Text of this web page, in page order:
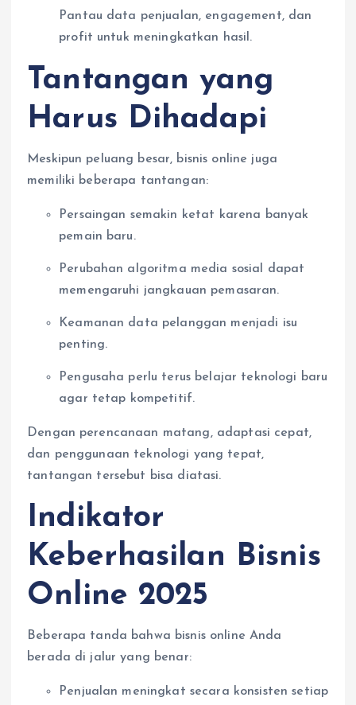
Pantau data penjualan, engagement, dan
profit untuk meningkatkan hasil.
Tantangan yang
Harus Dihadapi
Meskipun peluang besar, bisnis online juga
memiliki beberapa tantangan:
Persaingan semakin ketat karena banyak
pemain baru.
Perubahan algoritma media sosial dapat
memengaruhi jangkauan pemasaran.
Keamanan data pelanggan menjadi isu
penting.
Pengusaha perlu terus belajar teknologi baru
agar tetap kompetitif.
Dengan perencanaan matang, adaptasi cepat,
dan penggunaan teknologi yang tepat,
tantangan tersebut bisa diatasi.
Indikator
Keberhasilan Bisnis
Online 2025
Beberapa tanda bahwa bisnis online Anda
berada di jalur yang benar:
Penjualan meningkat secara konsisten setiap